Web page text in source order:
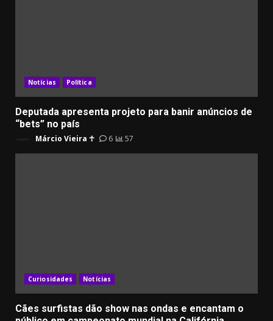
Notícias Política
Deputada apresenta projeto para banir anúncios de
“bets” no país
Márcio Vieira ☥ 6 57
Curiosidades Notícias
Cães surfistas dão show nas ondas e encantam o